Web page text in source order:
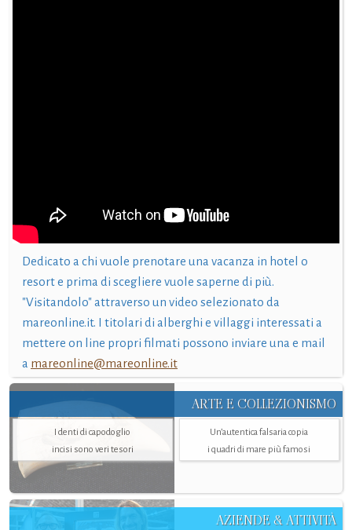
Dedicato a chi vuole prenotare una vacanza in hotel o
resort e prima di scegliere vuole saperne di più.
"Visitandolo" attraverso un video selezionato da
mareonline.it. I titolari di alberghi e villaggi interessati a
mettere on line propri filmati possono inviare una e mail
a mareonline@mareonline.it
ARTE E COLLEZIONISMO
I denti di capodoglio
incisi sono veri tesori
Un’autentica falsaria copia
i quadri di mare più famosi
AZIENDE & ATTIVITÀ